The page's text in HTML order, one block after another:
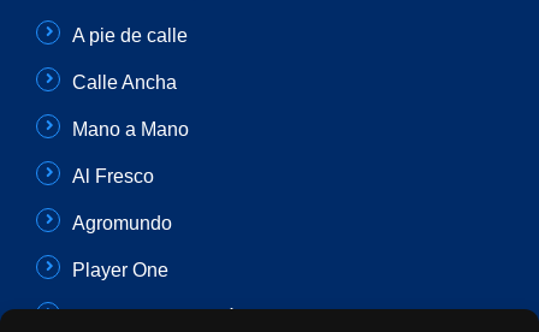
A pie de calle
Calle Ancha
Mano a Mano
Al Fresco
Agromundo
Player One